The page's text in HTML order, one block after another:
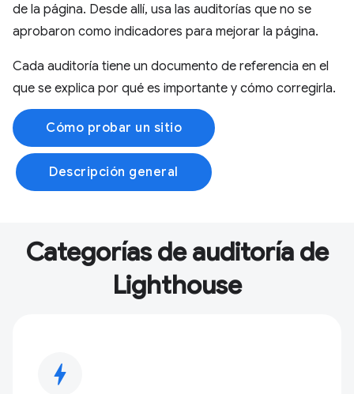
de la página. Desde allí, usa las auditorías que no se
aprobaron como indicadores para mejorar la página.
Cada auditoría tiene un documento de referencia en el
que se explica por qué es importante y cómo corregirla.
Cómo probar un sitio
Descripción general
Categorías de auditoría de
Lighthouse
bolt